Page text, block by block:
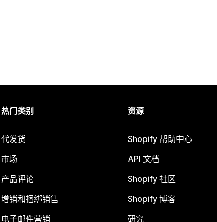
热门类别
代发货
市场
产品评论
增销和捆绑销售
电子邮件营销
资源
Shopify 帮助中心
API 文档
Shopify 社区
Shopify 博客
研究